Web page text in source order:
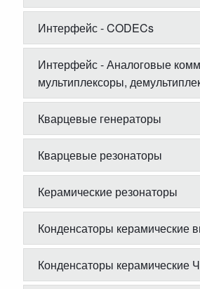
Интерфейс - CODECs
Интерфейс - Аналоговые
мультиплексоры,
Кварцевые генераторы
Кварцевые резонаторы
Керамические резонаторы
Конденсаторы керамические
Конденсаторы керамические